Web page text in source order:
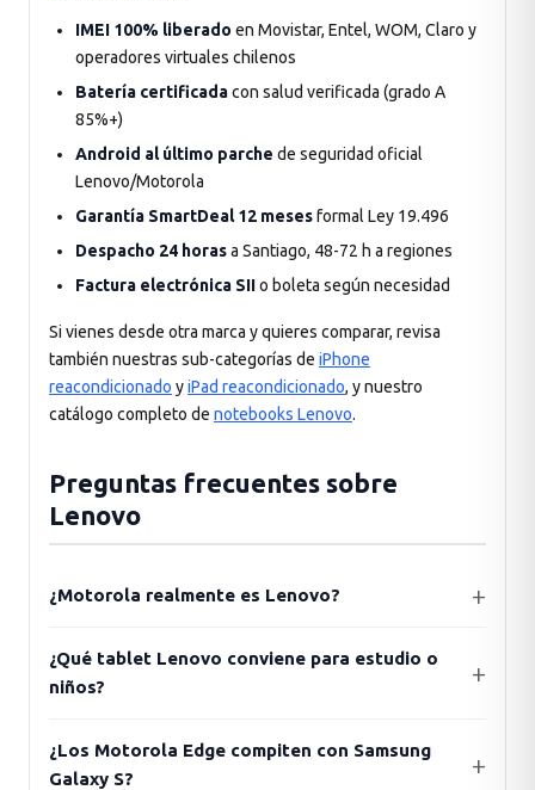
IMEI 100% liberado en Movistar, Entel, WOM, Claro y
operadores virtuales chilenos
Batería certificadacon salud verificada (grado A
85%+)
Android al último parche de seguridad oficial
Lenovo/Motorola
Garantía SmartDeal 12 mesesformal Ley 19.496
Despacho 24 horasa Santiago, 48-72 h a regiones
Factura electrónica SIIo boleta según necesidad
Si vienes desde otra marca y quieres comparar, revisa
también nuestras sub-categorías de iPhone
reacondicionado yiPad reacondicionado, y nuestro
catálogo completo de notebooks Lenovo.
Preguntas frecuentes sobre
Lenovo
¿Motorola realmente es Lenovo?
¿Qué tablet Lenovo conviene para estudio o
niños?
¿Los Motorola Edge compiten con Samsung
Galaxy S?